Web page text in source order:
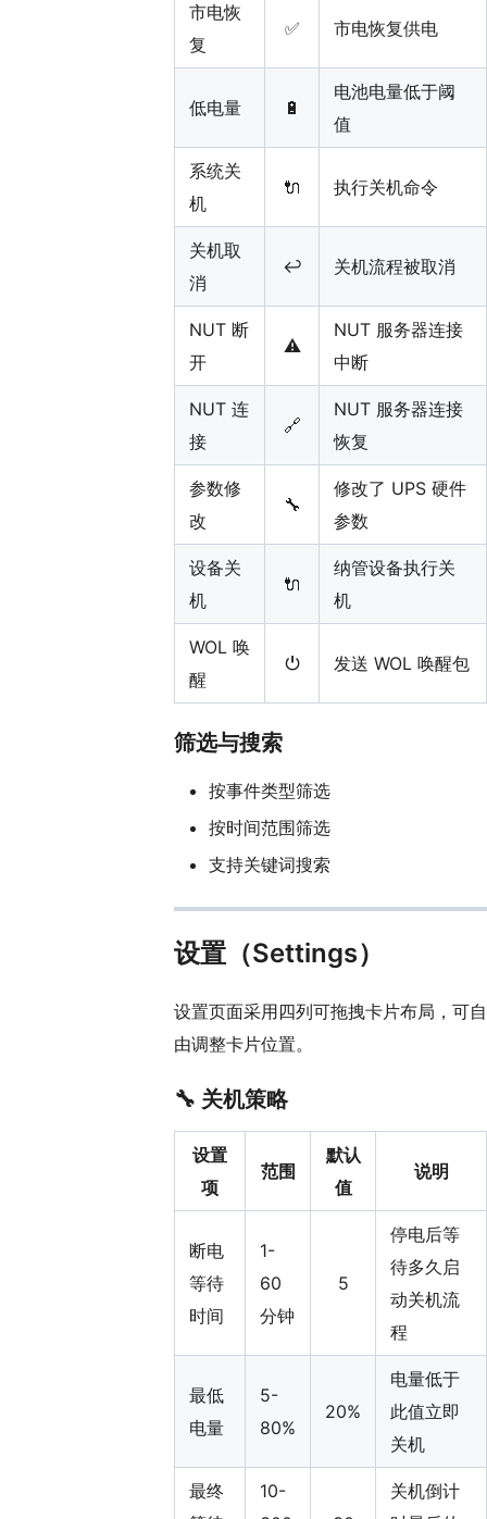
市电恢
复
✅ 市电恢复供电
低电量 🔋
电池电量低于阈
值
系统关
机
🔌 执行关机命令
关机取
消
↩️ 关机流程被取消
NUT 断
开
⚠️
NUT 服务器连接
中断
NUT 连
接
🔗
NUT 服务器连接
恢复
参数修
改
🔧
修改了 UPS 硬件
参数
设备关
机
🔌
纳管设备执行关
机
WOL 唤
醒
⏻ 发送 WOL 唤醒包
筛选与搜索
按事件类型筛选
按时间范围筛选
支持关键词搜索
设置（Settings）
设置页面采用四列可拖拽卡片布局，可自
由调整卡片位置。
🔧 关机策略
设置
项
范围
默认
值
说明
断电
等待
时间
1-
60
分钟
5
停电后等
待多久启
动关机流
程
最低
电量
5-
80%
20%
电量低于
此值立即
关机
最终
10-
关机倒计